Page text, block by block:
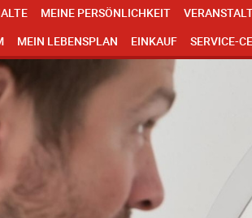
MEINE PERSÖNLICHKEIT
MEIN LEBENSPLAN EINKAUF SERVICE-